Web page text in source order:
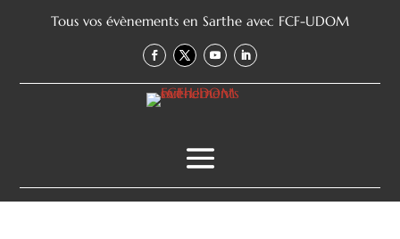
Tous vos évènements en Sarthe avec FCF-UDOM